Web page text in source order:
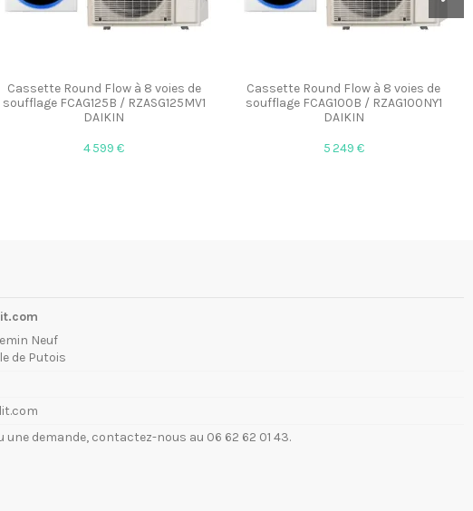
Cassette Round Flow à 8 voies de
soufflage FCAG125B / RZASG125MV1
DAIKIN
4 599 €
Cassette Round Flow à 8 voies de
soufflage FCAG100B / RZAG100NY1
DAIKIN
5 249 €
Neuf
de Putois
une demande, contactez-nous au 06 62 62 01 43.